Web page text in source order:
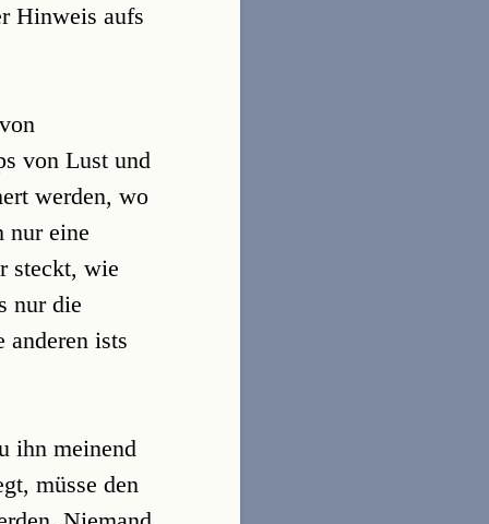
Hinweis aufs
von Lust und
werden, wo
nur eine
steckt, wie
nur die
anderen ists
ihn meinend
müsse den